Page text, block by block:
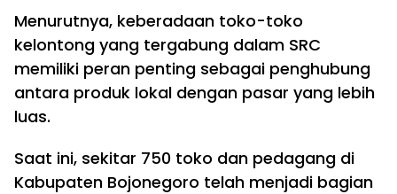
Menurutnya, keberadaan toko-toko
kelontong yang tergabung dalam SRC
memiliki peran penting sebagai penghubung
antara produk lokal dengan pasar yang lebih
luas.
Saat ini, sekitar 750 toko dan pedagang di
Kabupaten Bojonegoro telah menjadi bagian